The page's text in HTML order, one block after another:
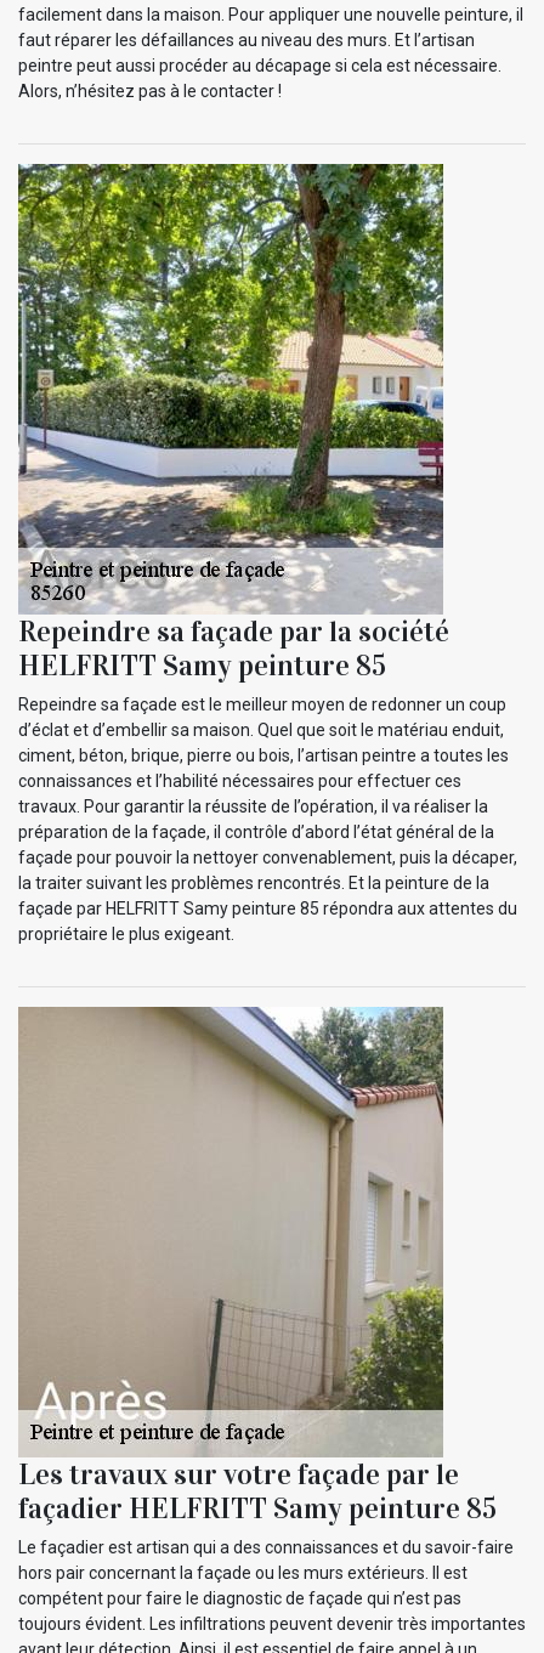
facilement dans la maison. Pour appliquer une nouvelle peinture, il
faut réparer les défaillances au niveau des murs. Et l’artisan
peintre peut aussi procéder au décapage si cela est nécessaire.
Alors, n’hésitez pas à le contacter !
Repeindre sa façade par la société
HELFRITT Samy peinture 85
Repeindre sa façade est le meilleur moyen de redonner un coup
d’éclat et d’embellir sa maison. Quel que soit le matériau enduit,
ciment, béton, brique, pierre ou bois, l’artisan peintre a toutes les
connaissances et l’habilité nécessaires pour effectuer ces
travaux. Pour garantir la réussite de l’opération, il va réaliser la
préparation de la façade, il contrôle d’abord l’état général de la
façade pour pouvoir la nettoyer convenablement, puis la décaper,
la traiter suivant les problèmes rencontrés. Et la peinture de la
façade par HELFRITT Samy peinture 85 répondra aux attentes du
propriétaire le plus exigeant.
Les travaux sur votre façade par le
façadier HELFRITT Samy peinture 85
Le façadier est artisan qui a des connaissances et du savoir-faire
hors pair concernant la façade ou les murs extérieurs. Il est
compétent pour faire le diagnostic de façade qui n’est pas
toujours évident. Les infiltrations peuvent devenir très importantes
avant leur détection. Ainsi, il est essentiel de faire appel à un